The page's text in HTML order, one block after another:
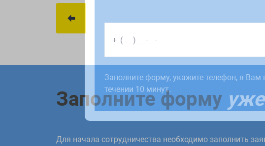
Заполните форму
Для начала сотрудничества необходимо заполнить
Работаем по будням с 9:00 до 18:00.
рабочий день до 12:00.
Заполните форму, укажите телефон, я Вам
течении 10 минут.